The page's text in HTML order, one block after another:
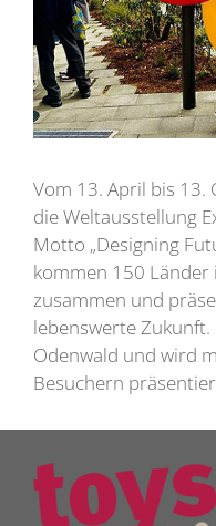
Vom 13. April bis 13.
die Weltausstellung
Motto „Designing
kommen 150
zusammen und
lebenswerte
Odenwald und wird
Besuchern